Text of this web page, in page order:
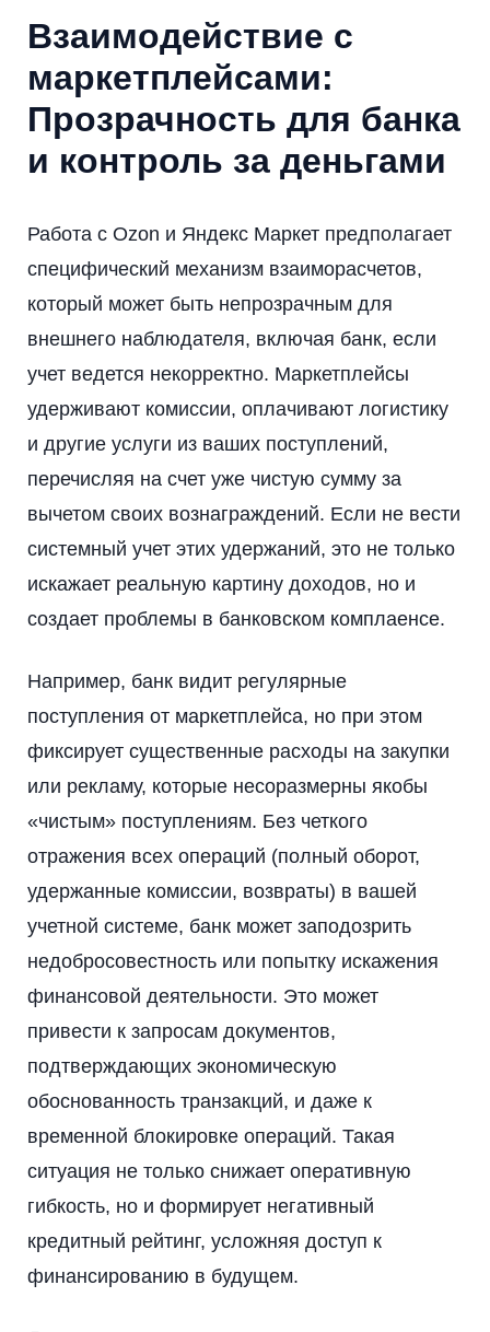
Взаимодействие с
маркетплейсами:
Прозрачность для банка
и контроль за деньгами
Работа с Ozon и Яндекс Маркет предполагает
специфический механизм взаиморасчетов,
который может быть непрозрачным для
внешнего наблюдателя, включая банк, если
учет ведется некорректно. Маркетплейсы
удерживают комиссии, оплачивают логистику
и другие услуги из ваших поступлений,
перечисляя на счет уже чистую сумму за
вычетом своих вознаграждений. Если не вести
системный учет этих удержаний, это не только
искажает реальную картину доходов, но и
создает проблемы в банковском комплаенсе.
Например, банк видит регулярные
поступления от маркетплейса, но при этом
фиксирует существенные расходы на закупки
или рекламу, которые несоразмерны якобы
«чистым» поступлениям. Без четкого
отражения всех операций (полный оборот,
удержанные комиссии, возвраты) в вашей
учетной системе, банк может заподозрить
недобросовестность или попытку искажения
финансовой деятельности. Это может
привести к запросам документов,
подтверждающих экономическую
обоснованность транзакций, и даже к
временной блокировке операций. Такая
ситуация не только снижает оперативную
гибкость, но и формирует негативный
кредитный рейтинг, усложняя доступ к
финансированию в будущем.